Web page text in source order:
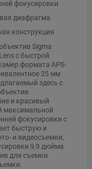
фокусировки
диафрагма
конструкция
Sigma
с быстрой
формата APS-
35 мм
здесь с
и красивый
максимальной
фокусировки с
быструю и
и видеосъемки,
9,9 дюйма
для съемки